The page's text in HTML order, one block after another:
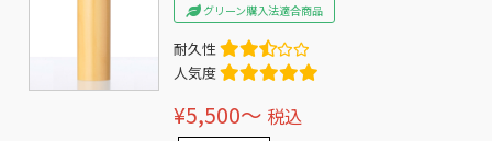
グリーン購入法適合商品
耐久性
人気度
¥5,500〜 税込